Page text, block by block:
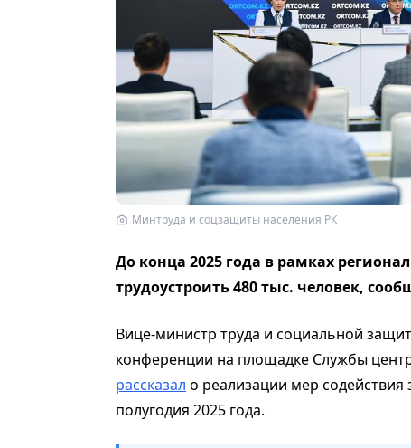
Минтруда и соцзащиты населения РК
До конца 2025 года в рамках
трудоустроить 480 тыс. человек,
Вице-министр труда и социальной
конференции на площадке Службы
рассказал о реализации мер содействия
полугодия 2025 года.